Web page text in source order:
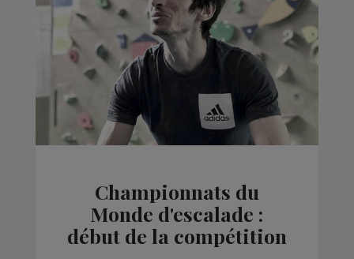
Championnats du
Monde d'escalade :
début de la compétition